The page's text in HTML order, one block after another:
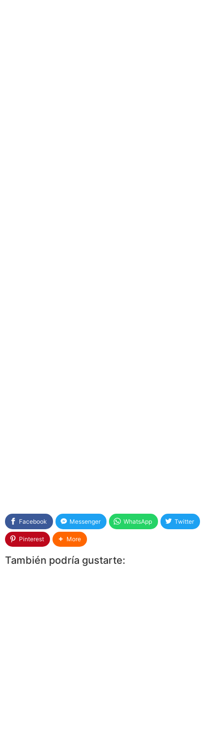
Facebook Messenger WhatsApp Twitter
Pinterest More
También podría gustarte: